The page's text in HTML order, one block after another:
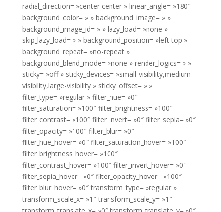
radial_direction= »center center » linear_angle= »180″
background_color= » » background_image= » »
background_image_id= » » lazy_load= »none »
skip_lazy_load= » » background_position= »left top »
background_repeat= »no-repeat »
background_blend_mode= »none » render_logics= » »
sticky= »off » sticky_devices= »small-visibility,medium-
visibility,large-visibility » sticky_offset= » »
filter_type= »regular » filter_hue= »0″
filter_saturation= »100″ filter_brightness= »100″
filter_contrast= »100″ filter_invert= »0″ filter_sepia= »0″
filter_opacity= »100″ filter_blur= »0″
filter_hue_hover= »0″ filter_saturation_hover= »100″
filter_brightness_hover= »100″
filter_contrast_hover= »100″ filter_invert_hover= »0″
filter_sepia_hover= »0″ filter_opacity_hover= »100″
filter_blur_hover= »0″ transform_type= »regular »
transform_scale_x= »1″ transform_scale_y= »1″